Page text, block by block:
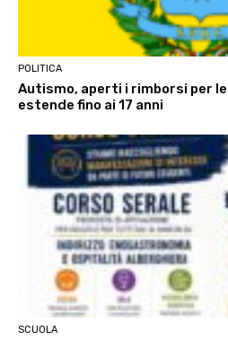
POLITICA
Autismo, aperti i rimborsi per
estende fino ai 17 anni
SCUOLA